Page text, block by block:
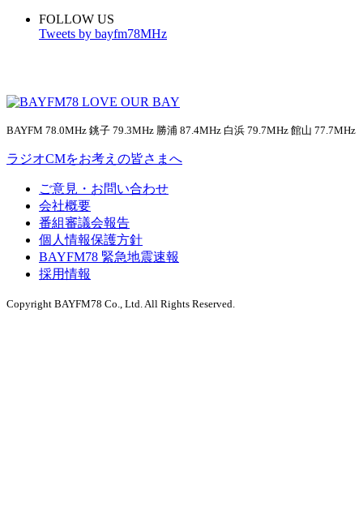
FOLLOW US
Tweets by bayfm78MHz
BAYFM 78.0MHz 銚子 79.3MHz 勝浦 87.4MHz 白浜 79.7MHz 館山 77.7MHz
ラジオCMをお考えの皆さまへ
ご意見・お問い合わせ
会社概要
番組審議会報告
個人情報保護方針
BAYFM78 緊急地震速報
採用情報
Copyright BAYFM78 Co., Ltd. All Rights Reserved.